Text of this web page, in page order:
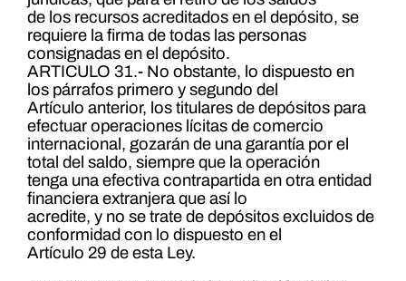
de los recursos acreditados en el depósito, se
requiere la firma de todas las personas
consignadas en el depósito.
ARTICULO 31.- No obstante, lo dispuesto en
los párrafos primero y segundo del
Artículo anterior, los titulares de depósitos para
efectuar operaciones lícitas de comercio
internacional, gozarán de una garantía por el
total del saldo, siempre que la operación
tenga una efectiva contrapartida en otra entidad
financiera extranjera que así lo
acredite, y no se trate de depósitos excluidos de
conformidad con lo dispuesto en el
Artículo 29 de esta Ley.